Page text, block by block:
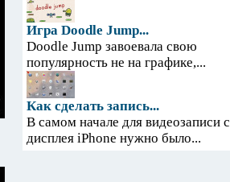
Игра Doodle Jump...
Doodle Jump завоевала свою
популярность не на графике,...
Как сделать запись...
В самом начале для видеозаписи с
дисплея iPhone нужно было...